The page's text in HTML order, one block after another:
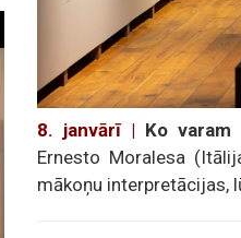
8. janvārī | Ko varam
Ernesto Moralesa
mākoņu interpretācijas,